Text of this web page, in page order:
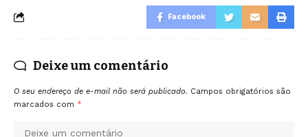
Facebook
Deixe um comentário
O seu endereço de e-mail não será publicado. Campos obrigatórios são
marcados com *